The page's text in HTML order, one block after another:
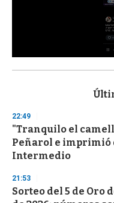
s
d
s
o
f
3
s
e
c
22:49
"Tranquilo el
Peñarol e imprimió
Intermedio
21:53
Sorteo del 5 de Oro